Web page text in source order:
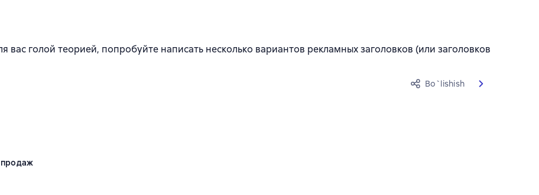
вас голой теорией, попробуйте написать несколько вариантов рекламных заголовков (или заголовков
Bo`lishish
продаж